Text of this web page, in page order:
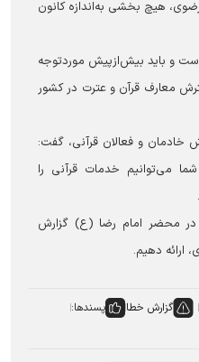
هیچ بخشی به‌اندازه کانون
و باید بیش‌ازپیش موردتوجه
معارف قرآن و عترت در کشور
خادمان و فعالان قرآنی، گفت:
می‌توانیم خدمات قرآنی را
در محضر امام رضا (ع) گزارش
ارائه دهیم.
گزارش خطا
پسندها: